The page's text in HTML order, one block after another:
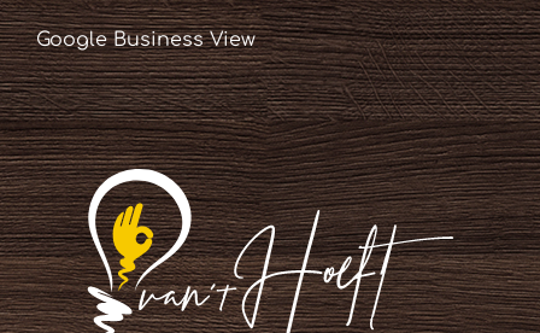
Google Business View